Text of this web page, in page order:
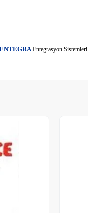
NTEGRAEntegrasyon